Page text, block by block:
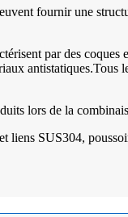
fournir une
par des
antistatiques.Tous
lors de la
liens SUS304,